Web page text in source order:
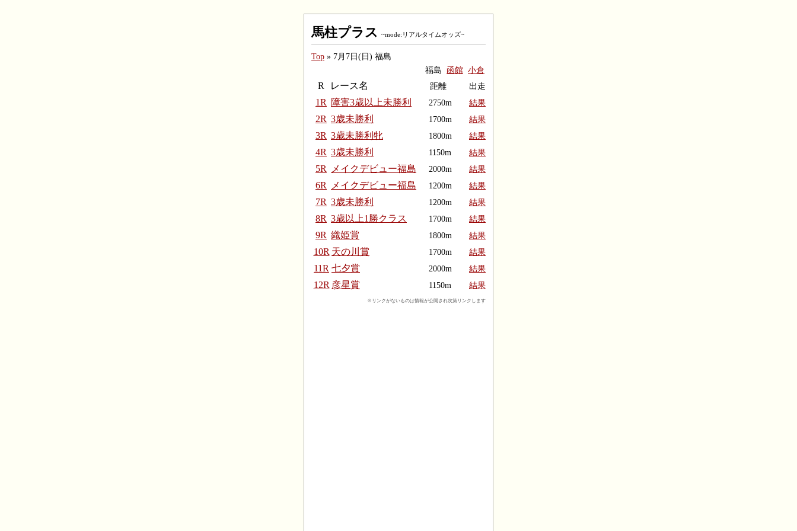
馬柱プラス ~mode:リアルタイムオッズ~
Top » 7月7日(日) 福島
福島 函館 小倉
R レース名 距離 出走
1R 障害3歳以上未勝利 2750m 結果
2R 3歳未勝利 1700m 結果
3R 3歳未勝利牝 1800m 結果
4R 3歳未勝利 1150m 結果
5R メイクデビュー福島 2000m 結果
6R メイクデビュー福島 1200m 結果
7R 3歳未勝利 1200m 結果
8R 3歳以上1勝クラス 1700m 結果
9R 織姫賞 1800m 結果
10R 天の川賞 1700m 結果
11R 七夕賞 2000m 結果
12R 彦星賞 1150m 結果
※リンクがないものは情報が公開され次第リンクします